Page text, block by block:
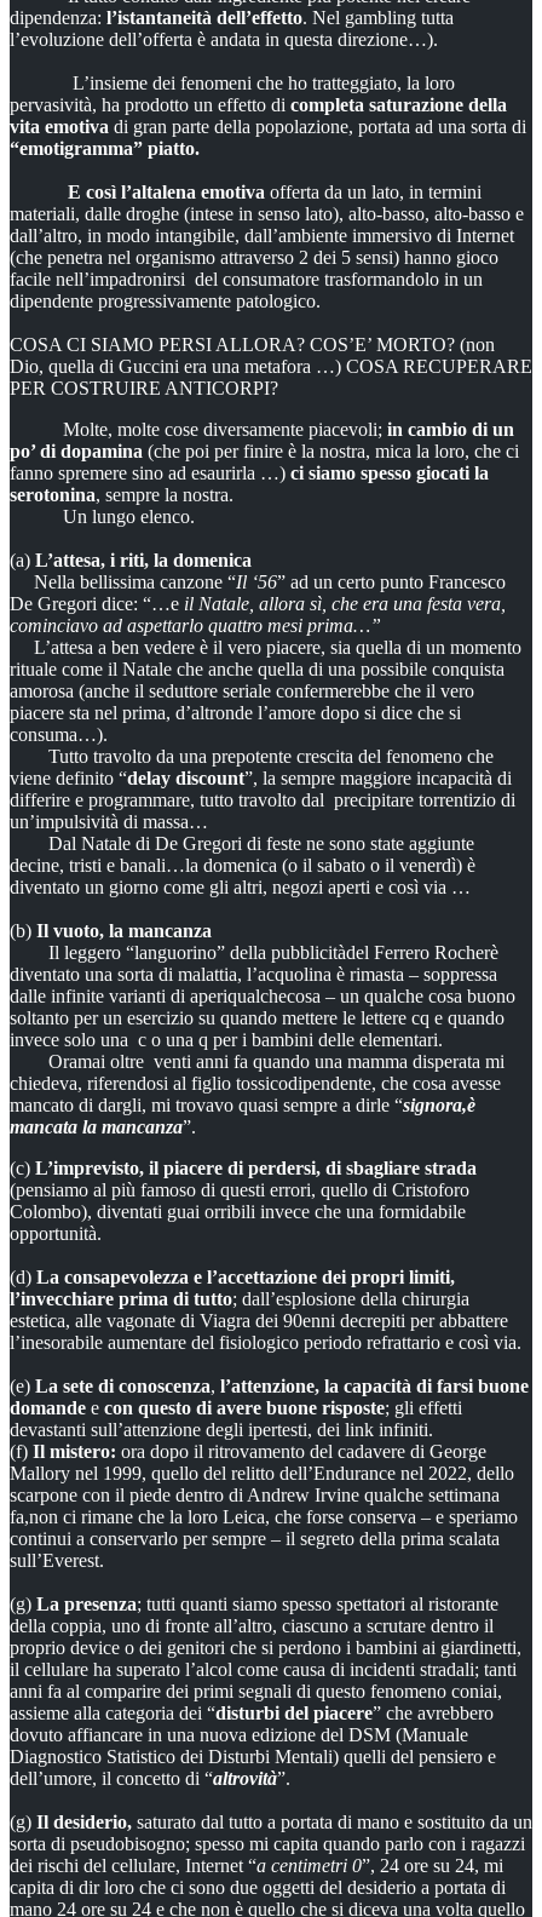
dipendenza: l’istantaneità dell’effetto. Nel gambling tutta
l’evoluzione dell’offerta è andata in questa direzione…).
L’insieme dei fenomeni che ho tratteggiato, la loro
pervasività, ha prodotto un effetto di completa saturazione della
vita emotiva di gran parte della popolazione, portata ad una sorta di
“emotigramma” piatto.
E così l’altalena emotiva offerta da un lato, in termini
materiali, dalle droghe (intese in senso lato), alto-basso, alto-basso e
dall’altro, in modo intangibile, dall’ambiente immersivo di Internet
(che penetra nel organismo attraverso 2 dei 5 sensi) hanno gioco
facile nell’impadronirsi del consumatore trasformandolo in un
dipendente progressivamente patologico.
COSA CI SIAMO PERSI ALLORA? COS’E’ MORTO? (non
Dio, quella di Guccini era una metafora …) COSA RECUPERARE
PER COSTRUIRE ANTICORPI?
Molte, molte cose diversamente piacevoli; in cambio di un
po’ di dopamina (che poi per finire è la nostra, mica la loro, che ci
fanno spremere sino ad esaurirla …) ci siamo spesso giocati la
serotonina, sempre la nostra.
Un lungo elenco.
(a) L’attesa, i riti, la domenica
Nella bellissima canzone “Il ‘56” ad un certo punto Francesco
De Gregori dice: “…e il Natale, allora sì, che era una festa vera,
cominciavo ad aspettarlo quattro mesi prima…”
L’attesa a ben vedere è il vero piacere, sia quella di un momento
rituale come il Natale che anche quella di una possibile conquista
amorosa (anche il seduttore seriale confermerebbe che il vero
piacere sta nel prima, d’altronde l’amore dopo si dice che si
consuma…).
Tutto travolto da una prepotente crescita del fenomeno che
viene definito “delay discount”, la sempre maggiore incapacità di
differire e programmare, tutto travolto dal precipitare torrentizio di
un’impulsività di massa…
Dal Natale di De Gregori di feste ne sono state aggiunte
decine, tristi e banali…la domenica (o il sabato o il venerdì) è
diventato un giorno come gli altri, negozi aperti e così via …
(b) Il vuoto, la mancanza
Il leggero “languorino” della pubblicitàdel Ferrero Rocherè
diventato una sorta di malattia, l’acquolina è rimasta – soppressa
dalle infinite varianti di aperiqualchecosa – un qualche cosa buono
soltanto per un esercizio su quando mettere le lettere cq e quando
invece solo una c o una q per i bambini delle elementari.
Oramai oltre venti anni fa quando una mamma disperata mi
chiedeva, riferendosi al figlio tossicodipendente, che cosa avesse
mancato di dargli, mi trovavo quasi sempre a dirle “signora,è
mancata la mancanza”.
(c) L’imprevisto, il piacere di perdersi, di sbagliare strada
(pensiamo al più famoso di questi errori, quello di Cristoforo
Colombo), diventati guai orribili invece che una formidabile
opportunità.
(d) La consapevolezza e l’accettazione dei propri limiti,
l’invecchiare prima di tutto; dall’esplosione della chirurgia
estetica, alle vagonate di Viagra dei 90enni decrepiti per abbattere
l’inesorabile aumentare del fisiologico periodo refrattario e così via.
(e) La sete di conoscenza, l’attenzione, la capacità di farsi buone
domande e con questo di avere buone risposte; gli effetti
devastanti sull’attenzione degli ipertesti, dei link infiniti.
(f) Il mistero: ora dopo il ritrovamento del cadavere di George
Mallory nel 1999, quello del relitto dell’Endurance nel 2022, dello
scarpone con il piede dentro di Andrew Irvine qualche settimana
fa,non ci rimane che la loro Leica, che forse conserva – e speriamo
continui a conservarlo per sempre – il segreto della prima scalata
sull’Everest.
(g) La presenza; tutti quanti siamo spesso spettatori al ristorante
della coppia, uno di fronte all’altro, ciascuno a scrutare dentro il
proprio device o dei genitori che si perdono i bambini ai giardinetti,
il cellulare ha superato l’alcol come causa di incidenti stradali; tanti
anni fa al comparire dei primi segnali di questo fenomeno coniai,
assieme alla categoria dei “disturbi del piacere” che avrebbero
dovuto affiancare in una nuova edizione del DSM (Manuale
Diagnostico Statistico dei Disturbi Mentali) quelli del pensiero e
dell’umore, il concetto di “altrovità”.
(g) Il desiderio, saturato dal tutto a portata di mano e sostituito da un
sorta di pseudobisogno; spesso mi capita quando parlo con i ragazzi
dei rischi del cellulare, Internet “a centimetri 0”, 24 ore su 24, mi
capita di dir loro che ci sono due oggetti del desiderio a portata di
mano 24 ore su 24 e che non è quello che si diceva una volta quello